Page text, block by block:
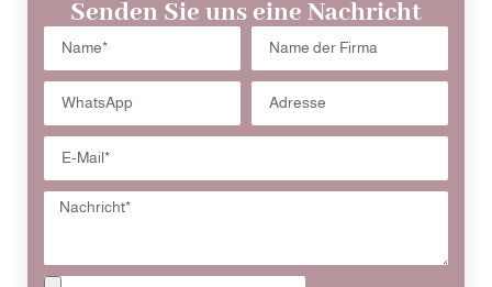
Senden Sie uns eine Nachricht